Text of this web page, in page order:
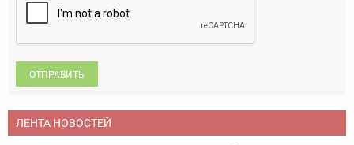
ОТПРАВИТЬ
ЛЕНТА НОВОСТЕЙ